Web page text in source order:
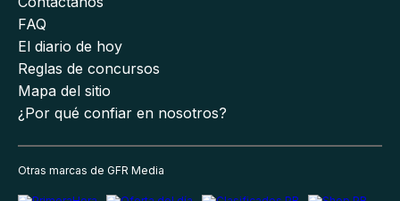
FAQ
El diario de hoy
Reglas de concursos
Mapa del sitio
¿Por qué confiar en nosotros?
Otras marcas de GFR Media